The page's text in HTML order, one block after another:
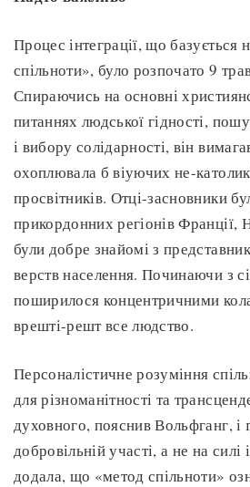
Процес інтеграції, що базується
спільноти», було розпочато 9
Спираючись на основні
питаннях людської гідності,
і вибору солідарності, він
охоплювала б віуючих не-
просвітників. Отці-засновники
прикордонних регіонів Франції,
були добре знайомі з
верств населення. Починаючи з
поширилося концентричними
врешті-решт все людство.
Персоналістичне розуміння
для різноманітності та
духовного, пояснив Вольфганг, і
добровільній участі, а не на силі
додала, що «метод спільноти»